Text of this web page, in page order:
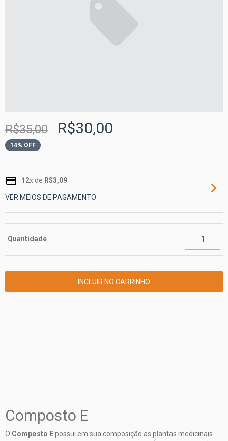
R$35,00 R$30,00
14% OFF
12x de R$3,09
VER MEIOS DE PAGAMENTO
Quantidade
Composto E
O Composto Epossui em sua composição as plantas medicinais